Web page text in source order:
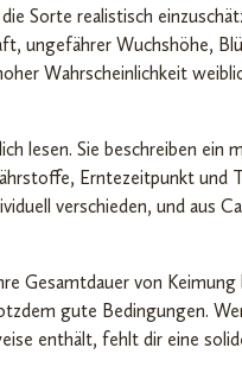
Sorte realistisch
ungefährer Wuchshöhe,
Wahrscheinlichkeit
lesen. Sie beschreiben ein
Erntezeitpunkt und
verschieden, und aus
Gesamtdauer von
gute Bedingungen.
enthält, fehlt dir eine